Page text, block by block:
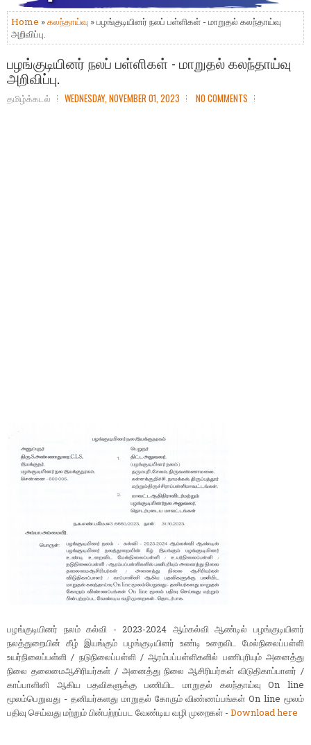
Home »கலந்தாய்வு » பழங்குடியினர் நலப் பள்ளிகள் - மாறுதல் கலந்தாய்வு
அறிவிப்பு.
பழங்குடியினர் நலப் பள்ளிகள் - மாறுதல் கலந்தாய்வு
அறிவிப்பு.
தமிழ்க்கடல் WEDNESDAY, NOVEMBER 01, 2023 NO COMMENTS
பழங்குடியினர் நலம் கல்வி - 2023-2024 ஆம்கல்வி ஆண்டில் பழங்குடியினர்
நலத்துறையின் கீழ் இயங்கும் பழங்குடியினர் உண்டி உறைவிட மேல்நிலைப்பள்ளி
உயர்நிலைப்பள்ளி / நடுநிலைப்பள்ளி / ஆரம்பப்பள்ளிகளில் பணிபுரியும் அனைத்து
நிலை தலைமைஆசிரியர்கள் / அனைத்து நிலை ஆசிரியர்கள் விடுதிகாப்பாளர் /
காப்பாளினி ஆகிய பதவிகளுக்கு பணியிட மாறுதல் கலந்தாய்வு On line
மூலம்பெறுவது - தனியர்களது மாறுதல் கோரும் விண்ணப்பங்கள் On line மூலம்
பதிவு செய்வது மற்றும் பின்பற்றப்பட வேண்டிய வழி முறைகள் - Download here